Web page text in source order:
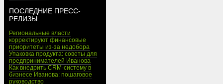
ПОСЛЕДНИЕ ПРЕСС-
РЕЛИЗЫ
Региональные власти
корректируют финансовые
приоритеты из-за недобора
Упаковка продукта: советы для
предпринимателей Иванова
Как внедрить CRM-систему в
бизнесе Иванова: пошаговое
руководство